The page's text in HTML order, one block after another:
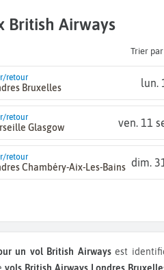
British Airways
Trier
retour
Bruxelles lun.
retour
Glasgow ven. 11
retour
Chambéry-Aix-Les-Bains dim.
un vol British Airwaysest
vols British Airways Londres